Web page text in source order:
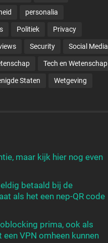
personalia
Politiek Privacy
Security Social Media
Tech en Wetenschap
Staten Wetgeving
maar kijk hier nog even
betaald bij de
als het een nep-QR code
prima, ook als
een VPN omheen kunnen